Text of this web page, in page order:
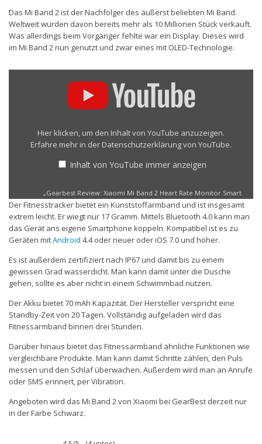
Das Mi Band 2 ist der Nachfolger des äußerst beliebten Mi Band.
Weltweit wurden davon bereits mehr als 10 Millionen Stück verkauft.
Was allerdings beim Vorgänger fehlte war ein Display. Dieses wird
im Mi Band 2 nun genutzt und zwar eines mit OLED-Technologie.
von
YouTube
anzeigen
Hier klicken, um den Inhalt von YouTube anzuzeigen.
Erfahre mehr in der Datenschutzerklärung von YouTube.
Inhalt von YouTube immer anzeigen
„Gearbest Review: Xiaomi Mi Band 2 Heart Rate Monitor Smart
Wristband“ direkt öffnen
Der Fitnesstracker bietet ein Kunststoffarmband und ist insgesamt
extrem leicht. Er wiegt nur 17 Gramm. Mittels Bluetooth 4.0 kann man
das Gerät ans eigene Smartphone koppeln. Kompatibel ist es zu
Geräten mitAndroid 4.4 oder neuer oder iOS 7.0 und höher.
Es ist außerdem zertifiziert nach IP67 und damit bis zu einem
gewissen Grad wasserdicht. Man kann damit unter die Dusche
gehen, sollte es aber nicht in einem Schwimmbad nutzen.
Der Akku bietet 70 mAh Kapazität. Der Hersteller verspricht eine
Standby-Zeit von 20 Tagen. Vollständig aufgeladen wird das
Fitnessarmband binnen drei Stunden.
Darüber hinaus bietet das Fitnessarmband ähnliche Funktionen wie
vergleichbare Produkte. Man kann damit Schritte zählen, den Puls
messen und den Schlaf überwachen. Außerdem wird man an Anrufe
oder SMS erinnert, per Vibration.
Angeboten wird das Mi Band 2 von Xiaomi bei GearBest derzeit nur
in der Farbe Schwarz.